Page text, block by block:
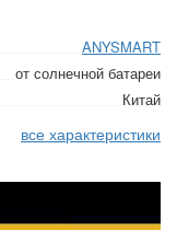
ANYSMART
от солнечной батареи
Китай
все характеристики